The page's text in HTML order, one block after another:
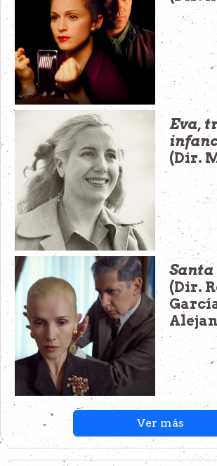
Eva,
(Dir.
(Dir.
Ver más